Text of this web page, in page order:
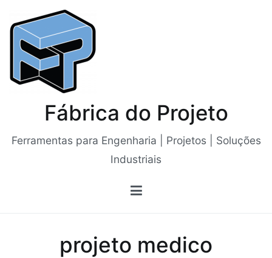
para
conteúdo
Fábrica do Projeto
Ferramentas para Engenharia | Projetos | Soluções
Industriais
projeto medico